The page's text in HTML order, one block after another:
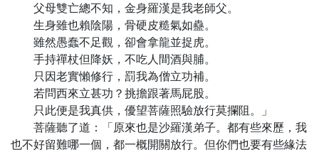
父母雙亡總不知，金身羅漢是我老師父。
生身雖也賴陰陽，骨硬皮糙氣如蠱。
雖然愚蠢不足觀，卻會拿龍並捉虎。
手持禪杖但降妖，不吃人間酒與脯。
只因老實懶修行，罰我為僧立功補。
若問西來立甚功？挑擔跟著馬屁股。
只此便是我真供，優望菩薩照驗放行莫攔阻。」
菩薩聽了道：「原來也是沙羅漢弟子。都有些來歷，我
也不好留難哪一個，都一概開關放行。但你們也要有些緣法